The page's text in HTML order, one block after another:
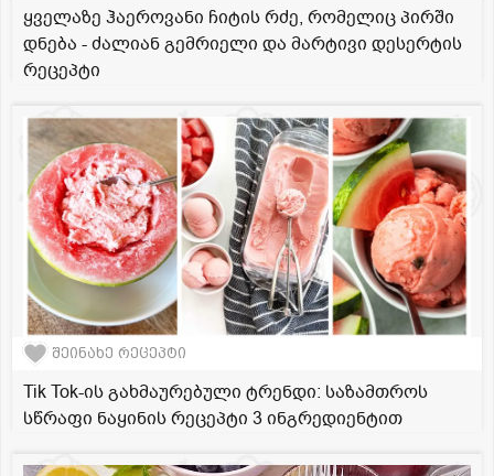
ყველაზე ჰაეროვანი ჩიტის რძე, რომელიც პირში
დნება - ძალიან გემრიელი და მარტივი დესერტის
რეცეპტი
შეინახე რეცეპტი
Tik Tok-ის გახმაურებული ტრენდი: საზამთროს
სწრაფი ნაყინის რეცეპტი 3 ინგრედიენტით